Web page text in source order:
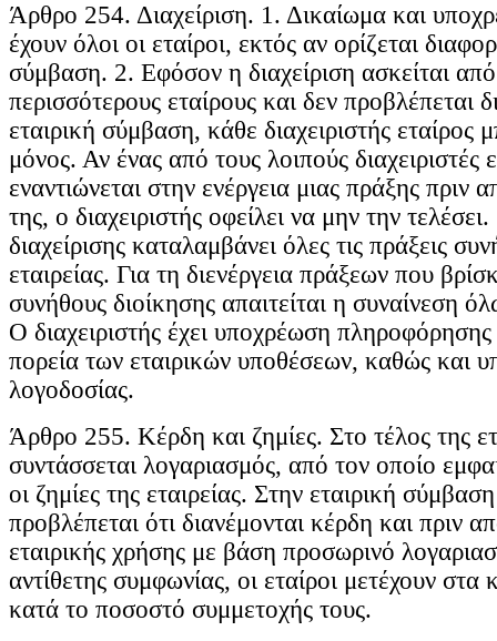
Άρθρο 254. Διαχείριση. 1. Δικαίωμα και
έχουν όλοι οι εταίροι, εκτός αν ορίζεται
σύμβαση. 2. Εφόσον η διαχείριση ασκείται
περισσότερους εταίρους και δεν προβλέπεται
εταιρική σύμβαση, κάθε διαχειριστής εταίρος
μόνος. Αν ένας από τους λοιπούς διαχειριστές
εναντιώνεται στην ενέργεια μιας πράξης πριν
της, ο διαχειριστής οφείλει να μην την
διαχείρισης καταλαμβάνει όλες τις πράξεις
εταιρείας. Για τη διενέργεια πράξεων που
συνήθους διοίκησης απαιτείται η συναίνεση
Ο διαχειριστής έχει υποχρέωση πληροφόρησης
πορεία των εταιρικών υποθέσεων, καθώς και
λογοδοσίας.
Άρθρο 255. Κέρδη και ζημίες. Στο τέλος της
συντάσσεται λογαριασμός, από τον οποίο
οι ζημίες της εταιρείας. Στην εταιρική
προβλέπεται ότι διανέμονται κέρδη και πριν
εταιρικής χρήσης με βάση προσωρινό
αντίθετης συμφωνίας, οι εταίροι μετέχουν στα
κατά το ποσοστό συμμετοχής τους.